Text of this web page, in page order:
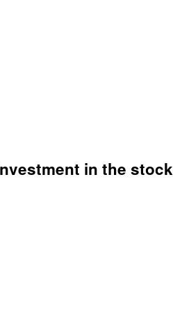
in the